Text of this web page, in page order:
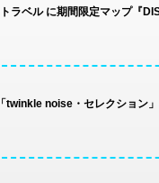
ラベル に期間限定マップ『
twinkle noise・セレクション